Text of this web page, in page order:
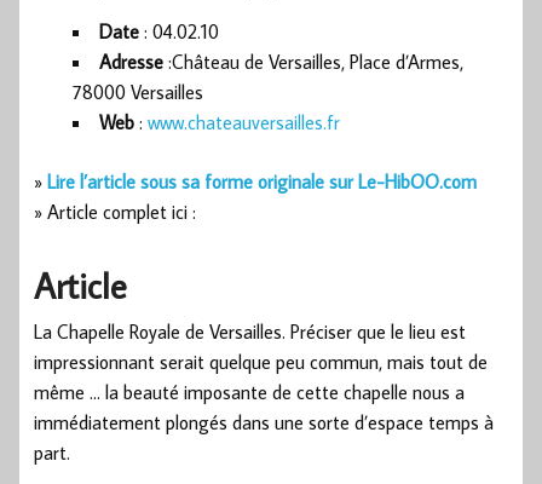
Date : 04.02.10
Adresse :Château de Versailles, Place d’Armes,
78000 Versailles
Web : www.chateauversailles.fr
» Lire l’article sous sa forme originale sur Le-HibOO.com
» Article complet ici :
Article
La Chapelle Royale de Versailles. Préciser que le lieu est
impressionnant serait quelque peu commun, mais tout de
même … la beauté imposante de cette chapelle nous a
immédiatement plongés dans une sorte d’espace temps à
part.